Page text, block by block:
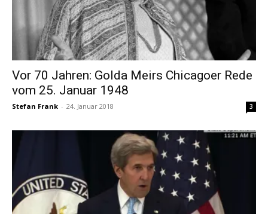
Vor 70 Jahren: Golda Meirs Chicagoer Rede
vom 25. Januar 1948
Stefan Frank - 24. Januar 2018 3